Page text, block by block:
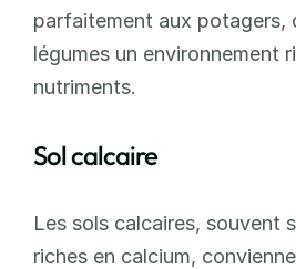
parfaitement aux potagers,
légumes un environnement
nutriments.
Sol calcaire
Les sols calcaires, souvent
riches en calcium,